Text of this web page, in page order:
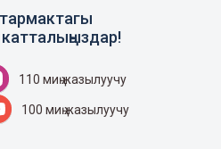
110 миң жазылуучу
100 миң жазылуучу